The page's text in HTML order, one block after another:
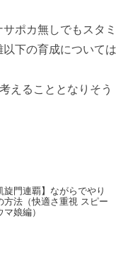
ポカ無しでもスタミ
下の育成については
えることとなりそう
旋門連覇】ながらでやり
方法（快適さ重視 スピー
娘編）